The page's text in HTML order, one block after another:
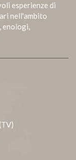
esperienze di
nell'ambito
enologi,